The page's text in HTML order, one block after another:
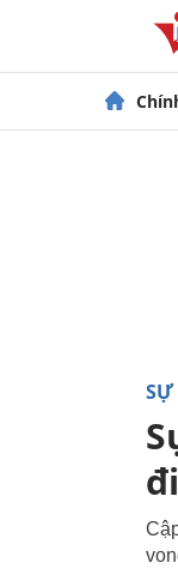
SỰ